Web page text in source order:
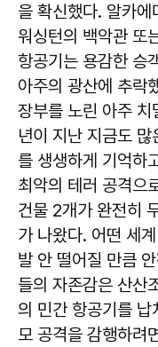
을 확신했다. 알카
워싱턴의 백악관 또
항공기는 용감한 승
아주의 광산에 추락
장부를 노린 아주
년이 지난 지금도
를 생생하게 기억하
최악의 테러 공격으
건물 2개가 완전히
가 나왔다. 어떤 세
발 안 떨어질 만큼
들의 자존감은 산산
의 민간 항공기를
모 공격을 감행하려